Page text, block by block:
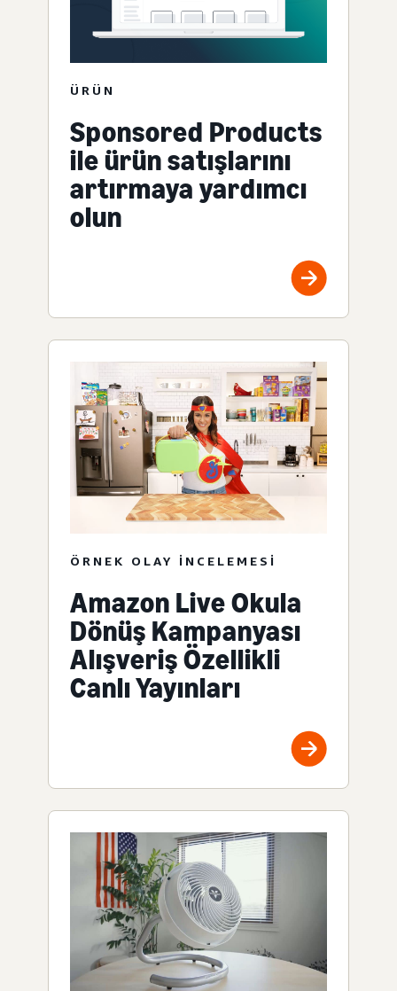
ÜRÜN
Sponsored Products
ile ürün satışlarını
artırmaya yardımcı
olun
ÖRNEK OLAY INCELEMESI
Amazon Live Okula
Dönüş Kampanyası
Alışveriş Özellikli
Canlı Yayınları